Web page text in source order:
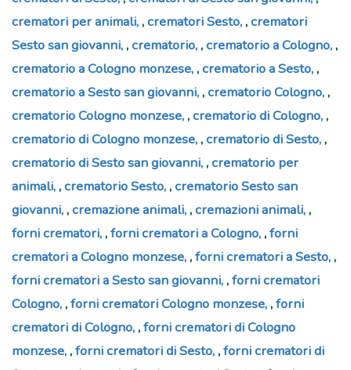
crematori per animali ,crematori Sesto ,crematori
Sesto san giovanni ,crematorio ,crematorio a Cologno ,
crematorio a Cologno monzese ,crematorio a Sesto ,
crematorio a Sesto san giovanni ,crematorio Cologno ,
crematorio Cologno monzese ,crematorio di Cologno ,
crematorio di Cologno monzese ,crematorio di Sesto ,
crematorio di Sesto san giovanni ,crematorio per
animali ,crematorio Sesto ,crematorio Sesto san
giovanni ,cremazione animali ,cremazioni animali ,
forni crematori ,forni crematori a Cologno ,forni
crematori a Cologno monzese ,forni crematori a Sesto ,
forni crematori a Sesto san giovanni ,forni crematori
Cologno ,forni crematori Cologno monzese ,forni
crematori di Cologno ,forni crematori di Cologno
monzese ,forni crematori di Sesto ,forni crematori di